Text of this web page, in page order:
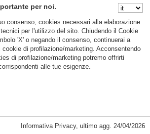
per noi.
consenso, cookies necessari alla elaborazione
per l'utilizzo del sito. Chiudendo il Cookie
'X' o negando il consenso, continuerai a
di profilazione/marketing. Acconsentendo
di profilazione/marketing potremo offrirti
alle tue esigenze.
di Sessione
Informativa Privacy, ultimo agg. 24/04/2026